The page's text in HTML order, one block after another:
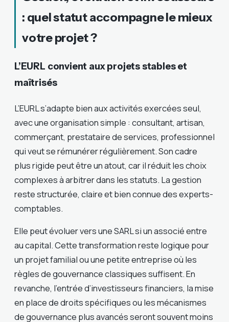
: quel statut accompagne le mieux
votre projet ?
L’EURL convient aux projets stables et
maîtrisés
L’EURL s’adapte bien aux activités exercées seul,
avec une organisation simple : consultant, artisan,
commerçant, prestataire de services, professionnel
qui veut se rémunérer régulièrement. Son cadre
plus rigide peut être un atout, car il réduit les choix
complexes à arbitrer dans les statuts. La gestion
reste structurée, claire et bien connue des experts-
comptables.
Elle peut évoluer vers une SARL si un associé entre
au capital. Cette transformation reste logique pour
un projet familial ou une petite entreprise où les
règles de gouvernance classiques suffisent. En
revanche, l’entrée d’investisseurs financiers, la mise
en place de droits spécifiques ou les mécanismes
de gouvernance plus avancés seront souvent moins